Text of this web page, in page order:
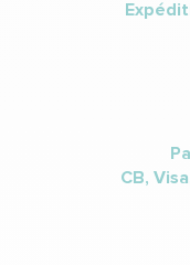
CB,